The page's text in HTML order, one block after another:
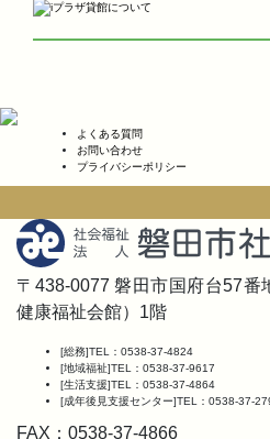
よくある質問
お問い合わせ
プライバシーポリシー
〒438-0077 磐田市国府台57番
健康福祉会館）1階
[総務]TEL：0538-37-4824
[地域福祉]TEL：0538-37-9617
[生活支援]TEL：0538-37-4864
[成年後見支援センター]TEL：0538-37-
FAX：0538-37-4866